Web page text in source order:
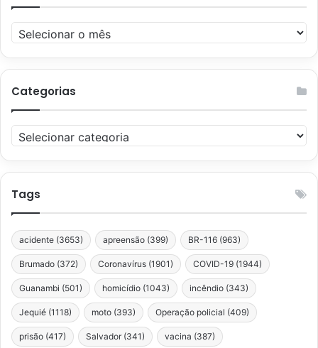
Arquivos
Categorias
Categorias
Tags
acidente (3653) apreensão (399) BR-116 (963)
Brumado (372) Coronavírus (1901) COVID-19 (1944)
Guanambi (501) homicídio (1043) incêndio (343)
Jequié (1118) moto (393) Operação policial (409)
prisão (417) Salvador (341) vacina (387)